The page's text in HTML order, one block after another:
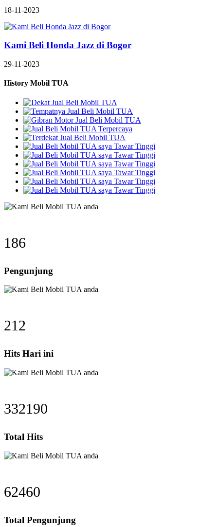
18-11-2023
Kami Beli Honda Jazz di Bogor
29-11-2023
History Mobil TUA
240
Pengunjung
273
Hits Hari ini
429498
Total Hits
80546
Total Pengunjung